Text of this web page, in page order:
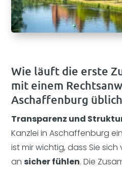
Wie läuft die erste
mit einem
Aschaffenburg
Transparenz und
Kanzlei in Aschaffenburg
ist mir wichtig, dass Sie
an sicher fühlen. Die